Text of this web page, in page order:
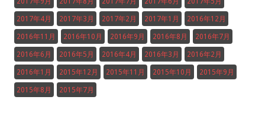
2017年4月 2017年3月 2017年2月 2017年1月 2016年12月
2016年11月 2016年10月 2016年9月 2016年8月 2016年7月
2016年6月 2016年5月 2016年4月 2016年3月 2016年2月
2016年1月 2015年12月 2015年11月 2015年10月 2015年9月
2015年8月 2015年7月